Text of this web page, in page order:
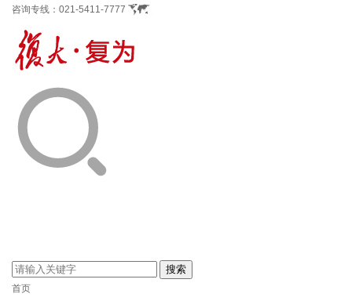
咨询专线： 021-5411-7777
首页